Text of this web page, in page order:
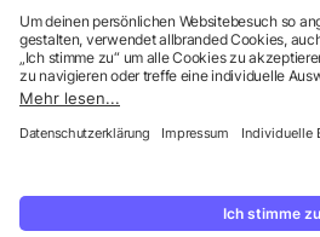
Wir verkaufen Werbeartikel,
Vereine. Alle Preise